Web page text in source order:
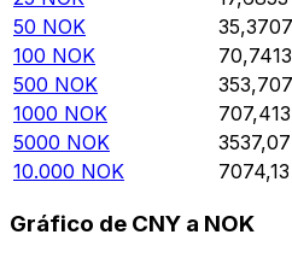
50 NOK 35,3707
100 NOK 70,7413
500 NOK 353,707
1000 NOK 707,413
5000 NOK 3537,07
10.000 NOK 7074,13
Gráfico de CNY a NOK